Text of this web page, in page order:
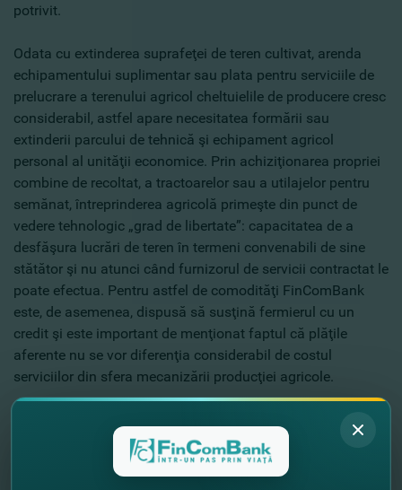
potrivit.
Odata cu extinderea suprafeţei de teren cultivat, arenda
echipamentului suplimentar sau plata pentru serviciile de
prelucrare a terenului agricol cheltuielile de producere cresc
considerabil, astfel apare necesitatea formării sau
extinderii parcului de tehnică şi echipament agricol
personal al unităţii economice. Prin achiziţionarea propriei
combine de recoltat, a tractoarelor sau a utilajelor pentru
semănat, întreprinderea agricolă primeşte din punct de
vedere tehnologic „grad de libertate”: capacitatea de a
desfăşura lucrări de teren în termeni convenabili de sine
stătător şi nu atunci când furnizorul de servicii contractat le
poate efectua. Pentru astfel de comodităţi FinComBank
este, de asemenea, dispusă să susţină fermierul cu un
credit şi este important de menţionat faptul că plăţile
aferente nu se vor diferenţia considerabil de costul
serviciilor din sfera mecanizării producţiei agricole.
modernizare agricolă, procesul de dezvoltare a
infrastructurii agroindustriale după recoltare se dezvoltă